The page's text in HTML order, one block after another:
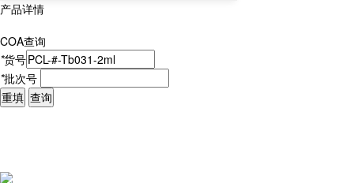
产品详情
COA查询
*货号
*批次号
重填 查询